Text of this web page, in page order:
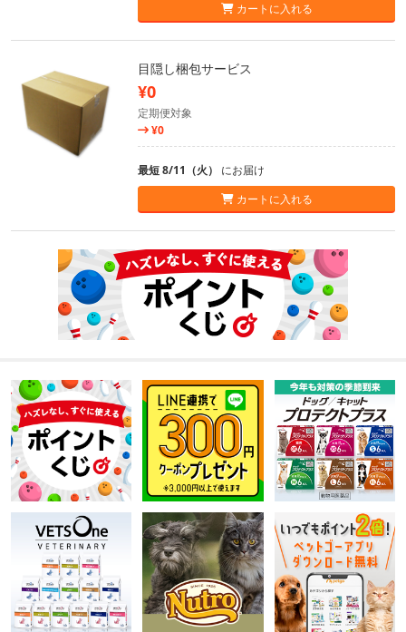
カートに入れる
目隠し梱包サービス
¥0
定期便対象
¥0
最短 8/11（火） にお届け
カートに入れる